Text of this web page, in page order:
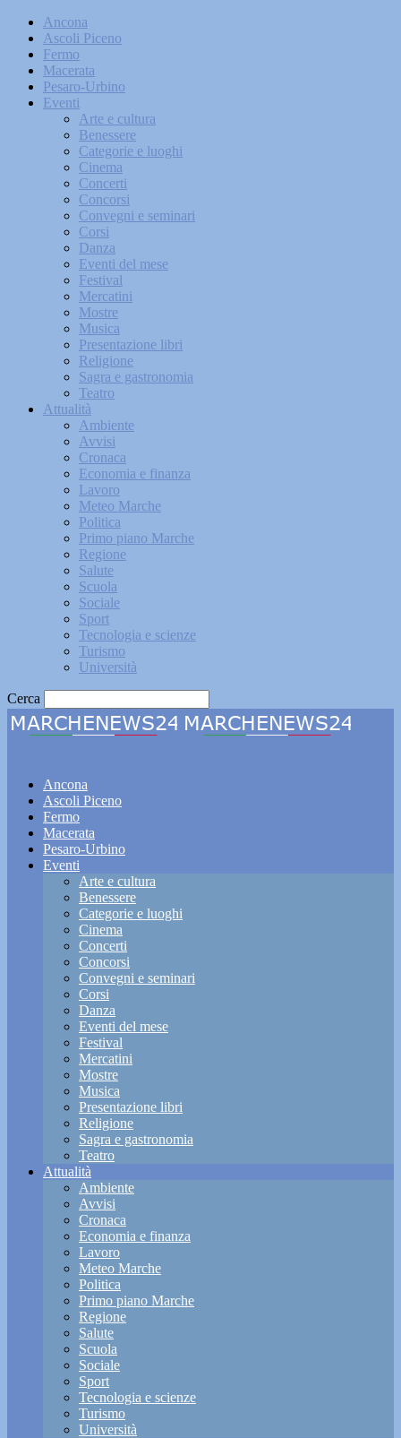
Ancona
Ascoli Piceno
Fermo
Macerata
Pesaro-Urbino
Eventi
Arte e cultura
Benessere
Categorie e luoghi
Cinema
Concerti
Concorsi
Convegni e seminari
Corsi
Danza
Eventi del mese
Festival
Mercatini
Mostre
Musica
Presentazione libri
Religione
Sagra e gastronomia
Teatro
Attualità
Ambiente
Avvisi
Cronaca
Economia e finanza
Lavoro
Meteo Marche
Politica
Primo piano Marche
Regione
Salute
Scuola
Sociale
Sport
Tecnologia e scienze
Turismo
Università
Cerca
Ancona
Ascoli Piceno
Fermo
Macerata
Pesaro-Urbino
Eventi
Arte e cultura
Benessere
Categorie e luoghi
Cinema
Concerti
Concorsi
Convegni e seminari
Corsi
Danza
Eventi del mese
Festival
Mercatini
Mostre
Musica
Presentazione libri
Religione
Sagra e gastronomia
Teatro
Attualità
Ambiente
Avvisi
Cronaca
Economia e finanza
Lavoro
Meteo Marche
Politica
Primo piano Marche
Regione
Salute
Scuola
Sociale
Sport
Tecnologia e scienze
Turismo
Università